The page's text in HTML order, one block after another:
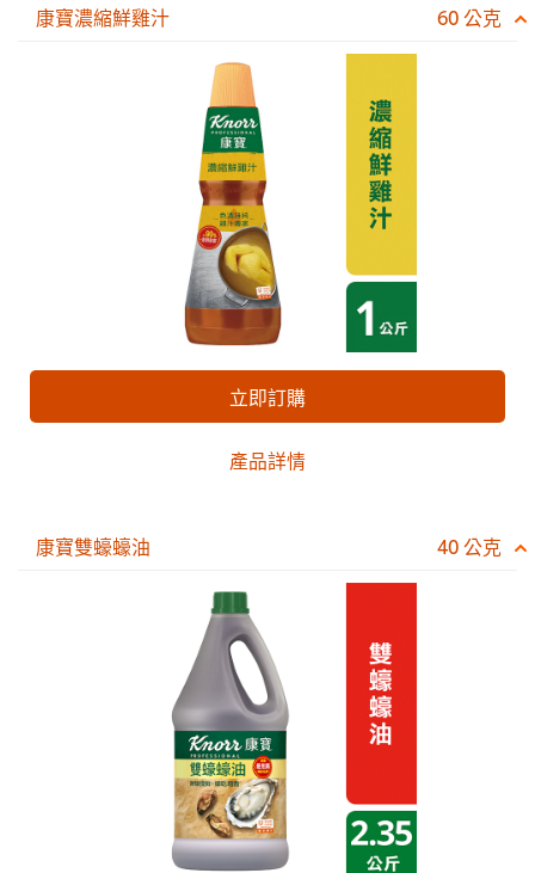
康寶濃縮鮮雞汁
60 公克
立即訂購
產品詳情
康寶雙蠔蠔油 40 公克